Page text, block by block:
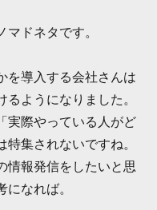
ドネタです。
を導入する会社さんは
ようになりました。
実際やっている人がど
集されないですね。
情報発信をしたいと思
なれば。